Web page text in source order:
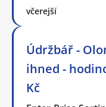
včerejší
Údržbář -
ihned -
Kč